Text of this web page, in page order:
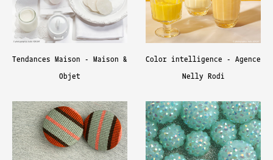
Tendances Maison - Maison &
Objet
Color intelligence - Agence
Nelly Rodi